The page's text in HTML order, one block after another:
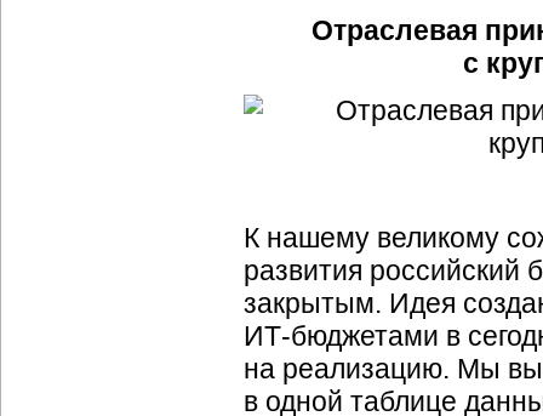
Отраслевая
с
К нашему великому
развития российский
закрытым. Идея
ИТ-бюджетами в
на реализацию. Мы
в одной таблице